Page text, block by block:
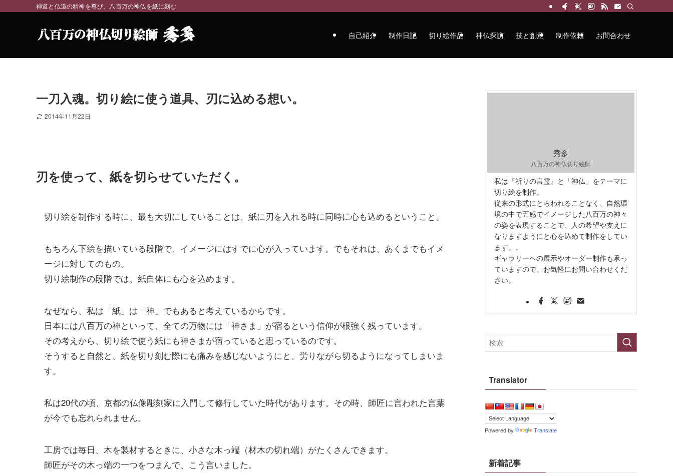
神道と仏道の精神を尊び、八百万の神仏を紙に刻む
自己紹介 制作日記 切り絵作品 神仏探訪 技と創意 制作依頼 お問合わせ
一刀入魂。切り絵に使う道具、刃に込める想い。
2014年11月22日
刃を使って、紙を切らせていただく。
切り絵を制作する時に、最も大切にしていることは、紙に刃を入れる時に同時に心も込めるということ。
もちろん下絵を描いている段階で、イメージにはすでに心が入っています。でもそれは、あくまでもイメ
ージに対してのもの。
切り絵制作の段階では、紙自体にも心を込めます。
なぜなら、私は「紙」は「神」でもあると考えているからです。
日本には八百万の神といって、全ての万物には「神さま」が宿るという信仰が根強く残っています。
その考えから、切り絵で使う紙にも神さまが宿っていると思っているのです。
そうすると自然と、紙を切り刻む際にも痛みを感じないようにと、労りながら切るようになってしまいま
す。
私は20代の頃、京都の仏像彫刻家に入門して修行していた時代があります。その時、師匠に言われた言葉
が今でも忘れられません。
工房では毎日、木を製材するときに、小さな木っ端（材木の切れ端）がたくさんできます。
師匠がその木っ端の一つをつまんで、こう言いました。
秀多
八百万の神仏切り絵師
私は『祈りの言霊』と「神仏」をテーマに
切り絵を制作。
従来の形式にとらわれることなく、自然環
境の中で五感でイメージした八百万の神々
の姿を表現することで、人の希望や支えに
なりますようにと心を込めて制作をしてい
ます。。
ギャラリーへの展示やオーダー制作も承っ
ていますので、お気軽にお問い合わせくだ
さい。
Translator
Powered by Translate
新着記事